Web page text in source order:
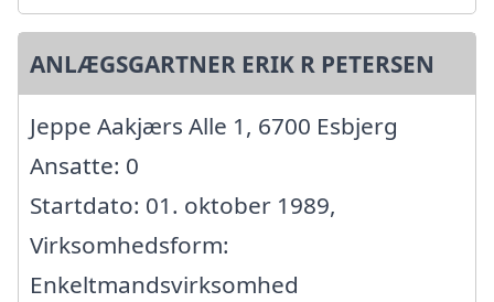
ANLÆGSGARTNER ERIK R PETERSEN
Jeppe Aakjærs Alle 1, 6700 Esbjerg
Ansatte: 0
Startdato: 01. oktober 1989,
Virksomhedsform:
Enkeltmandsvirksomhed